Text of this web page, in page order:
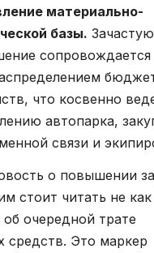
материально-
базы. Зачастую
сопровождается
что косвенно
автопарка,
связи и
о повышении
стоит читать не как
очередной трате
Это маркер